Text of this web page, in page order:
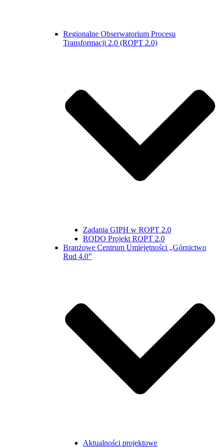
Regionalne Obserwatorium Procesu
Transformacji 2.0 (ROPT 2.0)
Zadania GIPH w ROPT 2.0
RODO Projekt ROPT 2.0
Branżowe Centrum Umiejętności „Górnictwo
Rud 4.0”
Aktualności projektowe